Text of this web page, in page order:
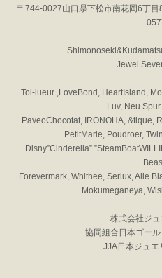
〒744-0027山口県下松市南花岡6丁
Jewel
Toi-lueur ,LoveBond, HeartIsland,
Luv, Neu
PaveoChocotat, IRONOHA, &tique,
PetitMarie, Poudroer,
Disny”Cinderella”
Forevermark, Whithee, Seriux, Alie
Mokumeganeya,
株式会社ジ
協同組合日本ゴー
JJA日本ジュエ